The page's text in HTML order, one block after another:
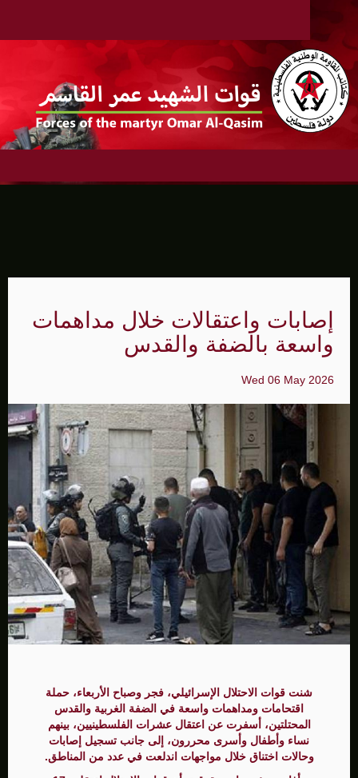
إصابات واعتقالات خلال مداهمات
واسعة بالضفة والقدس
Wed 06 May 2026
شنت قوات الاحتلال الإسرائيلي، فجر وصباح الأربعاء، حملة
اقتحامات ومداهمات واسعة في الضفة الغربية والقدس
المحتلتين، أسفرت عن اعتقال عشرات الفلسطينيين، بينهم
نساء وأطفال وأسرى محررون، إلى جانب تسجيل إصابات
وحالات اختناق خلال مواجهات اندلعت في عدد من المناطق.